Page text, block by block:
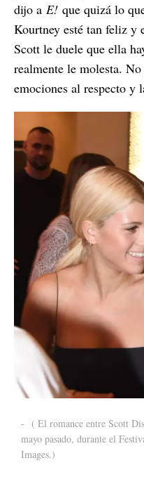
dijo a E! que quizá lo
Kourtney esté tan feliz y
Scott le duele que ella
realmente le molesta.
emociones al respecto y
- ( El romance entre Scott
mayo pasado, durante el
Images.)